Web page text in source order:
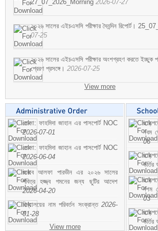
27_07_2026_Morning 2026-07-27
২০২৬ সালের এইচএসসি পরীক্ষার দৈনন্দিন রিপোর্ট।
07-25
২০২৬ সালের এইচএসসি পরীক্ষার অংশগ্রহণ করতে ইচ্ছুক
প্রেরণ প্রসঙ্গে। 2026-07-25
View more
মোসা: ফাহমিদা জাহান এর পাসপোর্ট NOC
2026-07-01
মোসা: ফাহমিদা জাহান এর পাসপোর্ট NOC
2026-06-04
জনাব আলফা পারভীন এর ২০২৬ সালের
পবিত্র হজ্জ্ব গমনের জন্য ছুটির আদেশ
2026-04-20
বিদ্যালয়ের নাম পরিবর্তন সংক্রান্ত 2026-
01-28
View more
নবম
06
দশম
03